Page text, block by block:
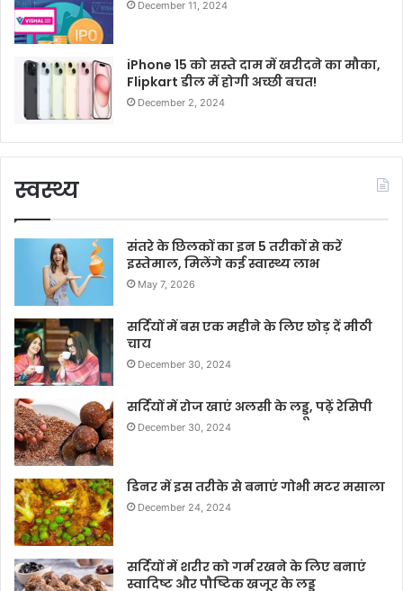
December 11, 2024
iPhone 15 को सस्ते दाम में खरीदने का मौका,
Flipkart डील में होगी अच्छी बचत!
December 2, 2024
स्वस्थ्य
संतरे के छिलकों का इन 5 तरीकों से करें
इस्तेमाल, मिलेंगे कई स्वास्थ्य लाभ
May 7, 2026
सर्दियों में बस एक महीने के लिए छोड़ दें मीठी
चाय
December 30, 2024
सर्दियों में रोज खाएं अलसी के लड्डू, पढ़ें रेसिपी
December 30, 2024
डिनर में इस तरीके से बनाएं गोभी मटर मसाला
December 24, 2024
सर्दियों में शरीर को गर्म रखने के लिए बनाएं
स्वादिष्ट और पौष्टिक खजूर के लड्डू